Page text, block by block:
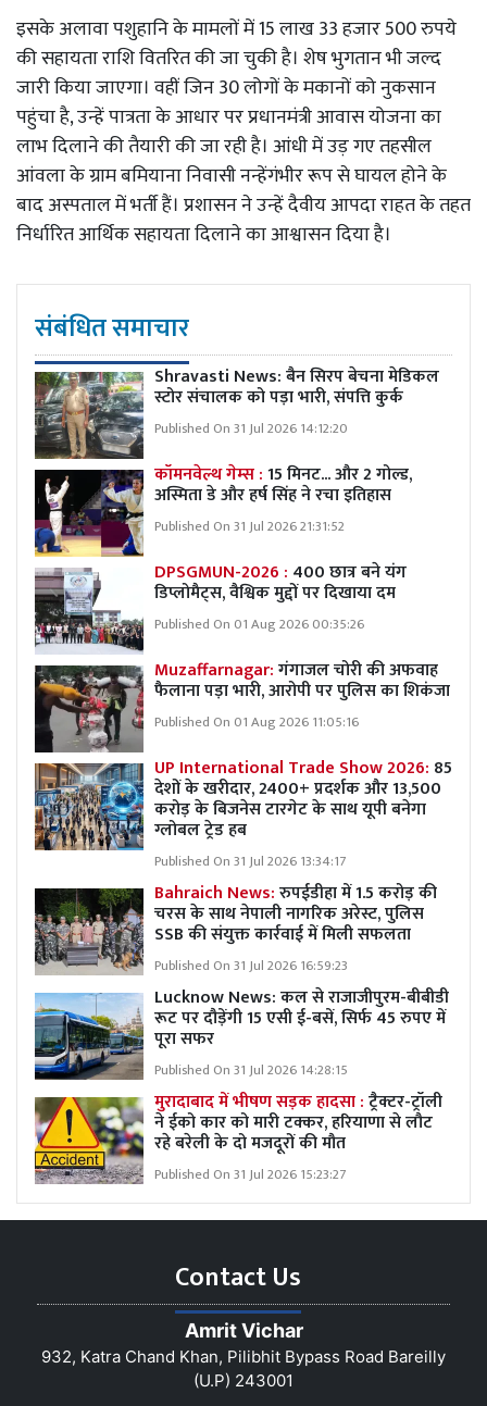
इसके अलावा पशुहानि के मामलों में 15 लाख 33 हजार 500 रुपये
की सहायता राशि वितरित की जा चुकी है। शेष भुगतान भी जल्द
जारी किया जाएगा। वहीं जिन 30 लोगों के मकानों को नुकसान
पहुंचा है, उन्हें पात्रता के आधार पर प्रधानमंत्री आवास योजना का
लाभ दिलाने की तैयारी की जा रही है। आंधी में उड़ गए तहसील
आंवला के ग्राम बमियाना निवासी नन्हेंगंभीर रूप से घायल होने के
बाद अस्पताल में भर्ती हैं। प्रशासन ने उन्हें दैवीय आपदा राहत के तहत
निर्धारित आर्थिक सहायता दिलाने का आश्वासन दिया है।
संबंधित समाचार
Shravasti News:बैन सिरप बेचना मेडिकल
स्टोर संचालक को पड़ा भारी, संपत्ति कुर्क
Published On 31 Jul 2026 14:12:20
कॉमनवेल्थ गेम्स :15 मिनट... और 2 गोल्ड,
अस्मिता डे और हर्ष सिंह ने रचा इतिहास
Published On 31 Jul 2026 21:31:52
DPSGMUN-2026 : 400 छात्र बने यंग
डिप्लोमैट्स, वैश्विक मुद्दों पर दिखाया दम
Published On 01 Aug 2026 00:35:26
Muzaffarnagar:गंगाजल चोरी की अफवाह
फैलाना पड़ा भारी, आरोपी पर पुलिस का शिकंजा
Published On 01 Aug 2026 11:05:16
UP International Trade Show 2026: 85
देशों के खरीदार, 2400+ प्रदर्शक और 13,500
करोड़ के बिजनेस टारगेट के साथ यूपी बनेगा
ग्लोबल ट्रेड हब
Published On 31 Jul 2026 13:34:17
Bahraich News:रुपईडीहा में 1.5 करोड़ की
चरस के साथ नेपाली नागरिक अरेस्ट, पुलिस
SSB की संयुक्त कार्रवाई में मिली सफलता
Published On 31 Jul 2026 16:59:23
Lucknow News:कल से राजाजीपुरम-बीबीडी
रूट पर दौड़ेंगी 15 एसी ई-बसें, सिर्फ 45 रुपए में
पूरा सफर
Published On 31 Jul 2026 14:28:15
मुरादाबाद में भीषण सड़क हादसा :ट्रैक्टर-ट्रॉली
ने ईको कार को मारी टक्कर, हरियाणा से लौट
रहे बरेली के दो मजदूरों की मौत
Published On 31 Jul 2026 15:23:27
Contact Us
Amrit Vichar
932, Katra Chand Khan, Pilibhit Bypass Road Bareilly
(U.P) 243001